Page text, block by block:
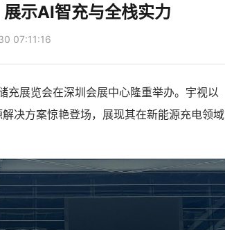
示AI智充与全栈实力
07:11:16
展览会在深圳会展中心隆重举办。宇视以
决方案惊艳登场，展现其在新能源充电领域